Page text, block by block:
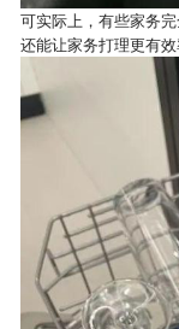
可实际上，有些家务
还能让家务打理更有效